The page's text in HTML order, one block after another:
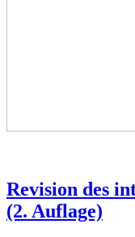
Revision des
(2. Auflage)